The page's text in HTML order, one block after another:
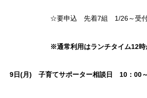
☆要申込 先着7組 1/26～受付
※通常利用はランチタイム12時
9日(月) 子育てサポーター相談日 10：00